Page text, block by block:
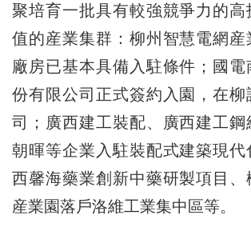
聚培育一批具有較強競爭力的高
值的産業集群：柳州智慧電網
廠房已基本具備入駐條件；國
份有限公司正式簽約入園，在柳
司；廣西建工裝配、廣西建工
朝暉等企業入駐裝配式建築現
西馨海藥業創新中藥研製項目、
産業園落戶洛維工業集中區等。